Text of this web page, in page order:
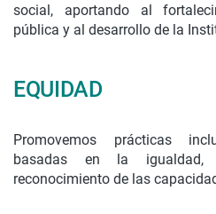
social, aportando al
pública y al desarrollo de la
EQUIDAD
Promovemos prácticas
basadas en la
reconocimiento de las